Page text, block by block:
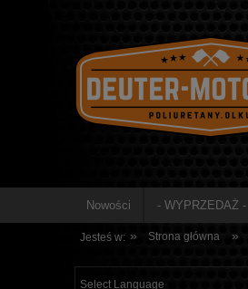
Nowości - WYPRZEDAŻ -
Jesteś w: » Strona główna »